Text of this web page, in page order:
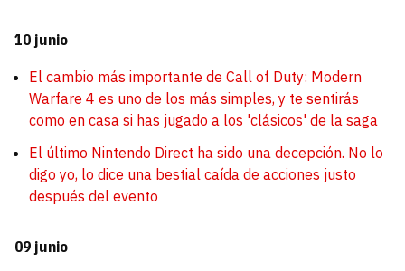
10 junio
El cambio más importante de Call of Duty: Modern
Warfare 4 es uno de los más simples, y te sentirás
como en casa si has jugado a los 'clásicos' de la saga
El último Nintendo Direct ha sido una decepción. No lo
digo yo, lo dice una bestial caída de acciones justo
después del evento
09 junio